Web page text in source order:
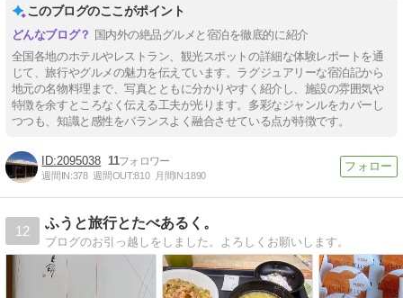
このブログのここがポイント
国内外の絶品グルメと宿泊を徹底的に紹介
全国各地のホテルやレストラン、観光スポットの詳細な体験レポートを通
じて、旅行やグルメの魅力を伝えています。ラグジュアリーな宿泊記から
地元の名物料理まで、写真とともに分かりやすく紹介し、施設の雰囲気や
特徴を余すところなく伝える工夫が光ります。多彩なジャンルをカバーし
つつも、知識と感性をバランスよく融合させている点が特徴です。
2095038 11
週間IN:378 週間OUT:810 月間IN:1890
12
ふうと旅行とたべあるく。
ブログのお引っ越しをしました。よろしくお願いします。